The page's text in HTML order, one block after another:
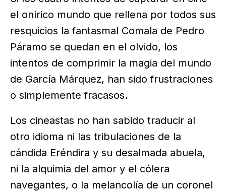
el onírico mundo que rellena por todos sus
resquicios la fantasmal Comala de Pedro
Páramo se quedan en el olvido, los
intentos de comprimir la magia del mundo
de García Márquez, han sido frustraciones
o simplemente fracasos.
Los cineastas no han sabido traducir al
otro idioma ni las tribulaciones de la
cándida Eréndira y su desalmada abuela,
ni la alquimia del amor y el cólera
navegantes, o la melancolía de un coronel